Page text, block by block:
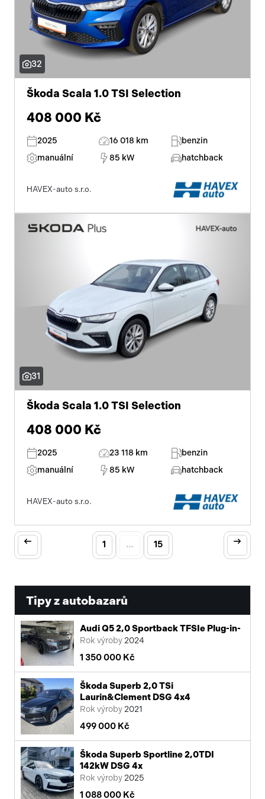
32
Škoda Scala 1.0 TSI Selection
408 000 Kč
2025 16 018 km
benzin
manuální
85 kW hatchback
HAVEX-auto s.r.o.
31
Škoda Scala 1.0 TSI Selection
408 000 Kč
2025 23 118 km
benzin
manuální
85 kW hatchback
HAVEX-auto s.r.o.
1 … 15
Tipy z autobazarů
Audi Q5 2,0 Sportback TFSIe Plug-in-
Rok výroby 2024
1 350 000 Kč
Škoda Superb 2,0 TSi
Laurin&Clement DSG 4x4
Rok výroby 2021
499 000 Kč
Škoda Superb Sportline 2,0TDI
142kW DSG 4x
Rok výroby 2025
1 088 000 Kč